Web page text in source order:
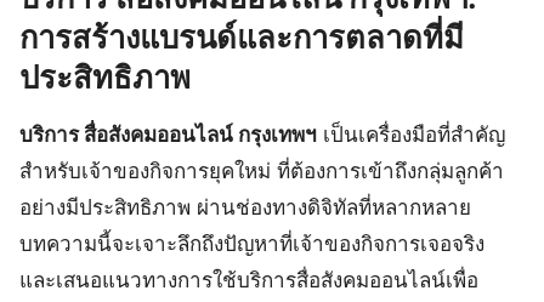
การสร้างแบรนด์และการตลาดที่มี
ประสิทธิภาพ
บริการ สื่อสังคมออนไลน์ กรุงเทพฯ เป็นเครื่องมือที่สำคัญ
สำหรับเจ้าของกิจการยุคใหม่ ที่ต้องการเข้าถึงกลุ่มลูกค้า
อย่างมีประสิทธิภาพ ผ่านช่องทางดิจิทัลที่หลากหลาย
บทความนี้จะเจาะลึกถึงปัญหาที่เจ้าของกิจการเจอจริง
และเสนอแนวทางการใช้บริการสื่อสังคมออนไลน์เพื่อ